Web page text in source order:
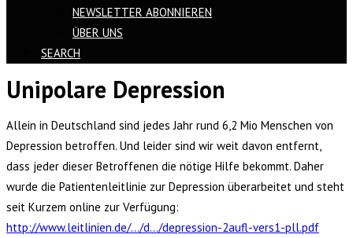
NEWSLETTER ABONNIEREN
ÜBER UNS
SEARCH
Skip
content
Unipolare Depression
Allein in Deutschland sind jedes Jahr rund 6,2 Mio Menschen von
Depression betroffen. Und leider sind wir weit davon entfernt,
dass jeder dieser Betroffenen die nötige Hilfe bekommt. Daher
wurde die Patientenleitlinie zur Depression überarbeitet und steht
seit Kurzem online zur Verfügung:
http://www.leitlinien.de/…/d…/depression-2aufl-vers1-pll.pdf